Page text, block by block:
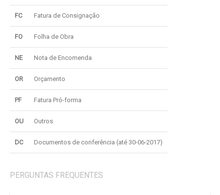
FC Fatura de Consignação
FO Folha de Obra
NE Nota de Encomenda
OR Orçamento
PF Fatura Pró-forma
OU Outros
DC Documentos de conferência (até 30-06-2017)
PERGUNTAS FREQUENTES